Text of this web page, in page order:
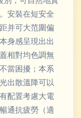
安裝在短安全
并可大范圍偏
身感呈現出出
相對均色調無
當困擾；本系
出散溫降可以
配置考慮大電
通抗疲勞（適